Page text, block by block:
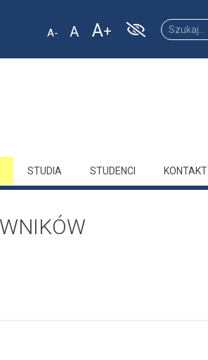
A
font size.
A
font
A
Increase
font
STUDIA STUDENCI KONTAKT